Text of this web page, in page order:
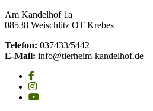
Am Kandelhof 1a
08538 Weischlitz OT Krebes
Telefon: 037433/5442
E-Mail: info@tierheim-kandelhof.de